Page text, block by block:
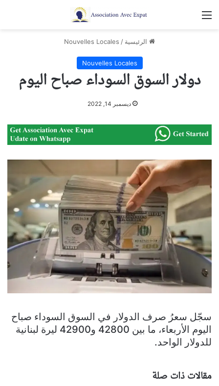
القائمة
الرئيسية /
Nouvelles Locales
Nouvelles Locales
دولار السوق السوداء صباح اليوم
ديسمبر 14, 2022
سجّل سعرُ صرف الدولار في السوق السوداء صباح
اليوم الأربعاء، ما بين 42800 و42900 ليرة لبنانية
للدولار الواحد.
مقالات ذات صلة